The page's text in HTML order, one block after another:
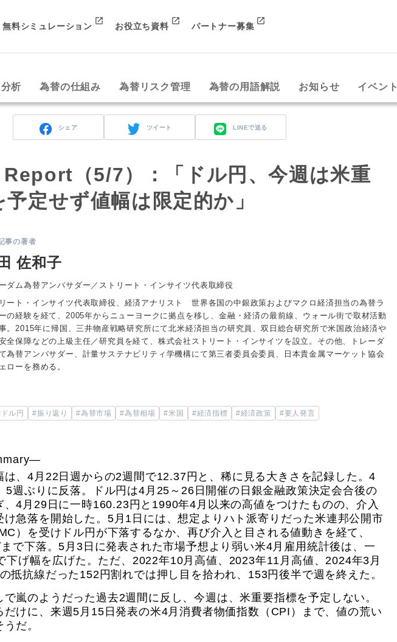
無料シミュレーション お役立ち資料 パートナー募集
析 為替の仕組み 為替リスク管理 為替の用語解説 お知らせ イベント
シェア ツイート LINEで送る
（5/7）：「ドル円、今週は米重
定せず値幅は限定的か」
事の著者
佐和子
ダム為替アンバサダー／ストリート・インサイツ代表取締役
ート・インサイツ代表取締役、経済アナリスト 世界各国の中銀政策およびマクロ経済担当の為替ラ
の経験を経て、2005年からニューヨークに拠点を移し、金融・経済の最前線、ウォール街で取材活動
。2015年に帰国、三井物産戦略研究所にて北米経済担当の研究員、双日総合研究所で米国政治経済や
全保障などの上級主任／研究員を経て、株式会社ストリート・インサイツを設立。その他、トレーダ
為替アンバサダー、計量サステナビリティ学機構にて第三者委員会委員、日本貴金属マーケット協会
ローを務める。
ル円 #振り返り #為替市場 #為替相場 #米国 #経済指標 #経済政策 #要人発言
は、4月22日週からの2週間で12.37円と、稀に見る大きさを記録した。4
5週ぶりに反落。ドル円は4月25～26日開催の日銀金融政策決定会合後の
、4月29日に一時160.23円と1990年4月以来の高値をつけたものの、介入
け急落を開始した。5月1日には、想定よりハト派寄りだった米連邦公開市
）を受けドル円が下落するなか、再び介入と目される値動きを経て、
で下落。5月3日に発表された市場予想より弱い米4月雇用統計後は、一
下げ幅を広げた。ただ、2022年10月高値、2023年11月高値、2024年3月
抵抗線だった152円割れでは押し目を拾われ、153円後半で週を終えた。
で嵐のようだった過去2週間に反し、今週は、米重要指標を予定しない。
だけに、来週5月15日発表の米4月消費者物価指数（CPI）まで、値の荒い
だ。